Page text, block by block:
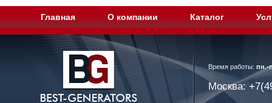
Главная О компании Каталог
Время работы: пн.-
Москва: